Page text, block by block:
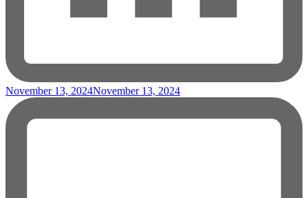
November 13, 2024November 13, 2024